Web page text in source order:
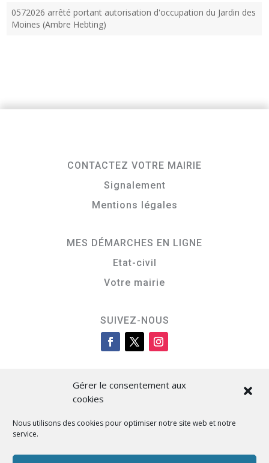
Gérer le consentement aux
cookies
Nous utilisons des cookies pour optimiser notre site web et notre
service.
0572026 arrêté portant autorisation d'occupation du Jardin des
Moines (Ambre Hebting)
CONTACTEZ VOTRE MAIRIE
Signalement
Mentions légales
MES DÉMARCHES EN LIGNE
Etat-civil
Votre mairie
SUIVEZ-NOUS
Cità di L’Isula